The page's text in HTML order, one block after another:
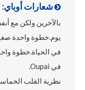
 شعارات أوباي:
بالآخرين ولكن مع
يوم.خطوة واحدة
في الحياة.خطوة
في Oupai.
نظرية القلب